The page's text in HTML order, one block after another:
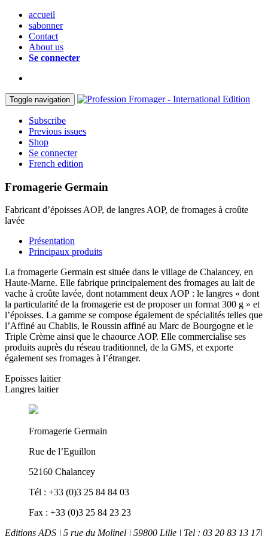
accueil
sabonner
Contact
About us
Se connecter
Toggle navigation
Subscribe
Previous issues
Shop
Se connecter
French edition
Fromagerie Germain
Fabricant d’époisses AOP, de langres AOP, de fromages à croûte
lavée
Présentation
Principaux produits
La fromagerie Germain est située dans le village de Chalancey, en
Haute-Marne. Elle fabrique principalement des fromages au lait de
vache à croûte lavée, dont notamment deux AOP : le langres « dont
la particularité de la fromagerie est de proposer un format 300 g » et
l’époisses. La gamme se compose également de spécialités telles que
l’Affiné au Chablis, le Roussin affiné au Marc de Bourgogne et le
Triple Crème ainsi que le chaource AOP. Elle commercialise ses
produits auprès du réseau traditionnel, de la GMS, et exporte
également ses fromages à l’étranger.
Epoisses laitier
Langres laitier
Fromagerie Germain
Rue de l’Eguillon
52160 Chalancey
Tél : +33 (0)3 25 84 84 03
Fax : +33 (0)3 25 84 23 23
Editions ADS | 5 rue du Molinel | 59800 Lille | Tel : 03 20 83 13 17|